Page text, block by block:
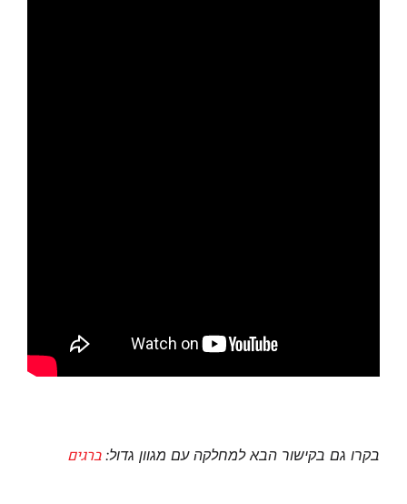
בקרו גם בקישור הבא למחלקה עם מגוון גדול:ברגים